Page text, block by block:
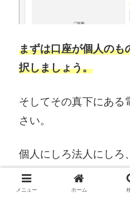
まずは口座が個人のも
択しましょう。
そしてその真下にある
さい。
個人にしろ法人にしろ
番号を登録するとよい
メニュー ホーム